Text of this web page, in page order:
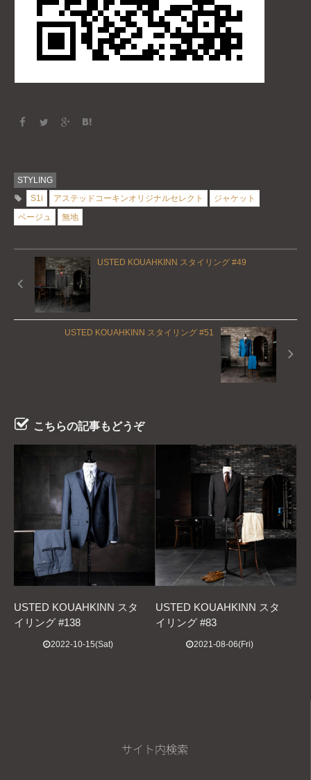
STYLING
S1i
アステッドコーキンオリジナルセレクト
ジャケット
ベージュ
無地
USTED KOUAHKINN スタイリング #49
USTED KOUAHKINN スタイリング #51
こちらの記事もどうぞ
USTED KOUAHKINN スタ
イリング #138
2022-10-15(Sat)
USTED KOUAHKINN スタ
イリング #83
2021-08-06(Fri)
サイト内検索